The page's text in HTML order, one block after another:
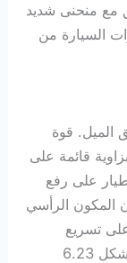
يتوافق مع منحنى شديد
السيارة من
الميل. قوة
قائمة على
على رفع
المكون الرأسي
تسريع
الطائرة. تُعطى زاوية الميل الموضحة في الشكل 6.23